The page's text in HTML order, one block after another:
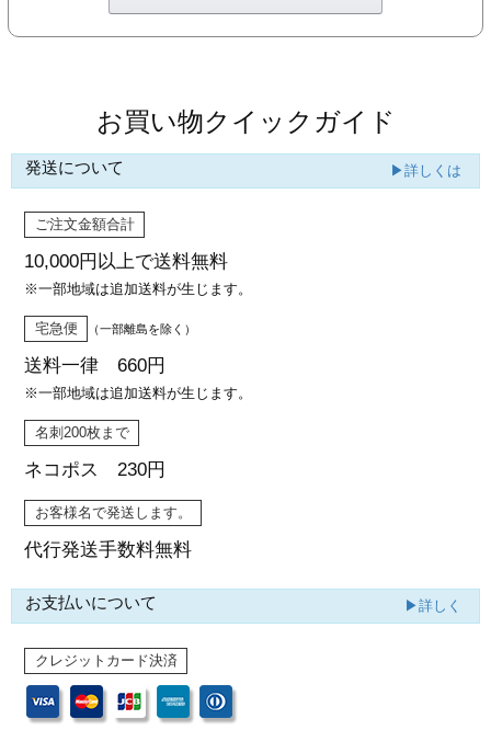
お買い物クイックガイド
発送について ▶詳しくは
ご注文金額合計
10,000円以上で送料無料
※一部地域は追加送料が生じます。
宅急便 （一部離島を除く）
送料一律 660円
※一部地域は追加送料が生じます。
名刺200枚まで
ネコポス 230円
お客様名で発送します。
代行発送手数料無料
お支払いについて ▶詳しく
クレジットカード決済